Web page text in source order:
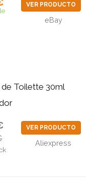
VER PRODUCTO
eBay
de Toilette 30ml
VER PRODUCTO
Aliexpress